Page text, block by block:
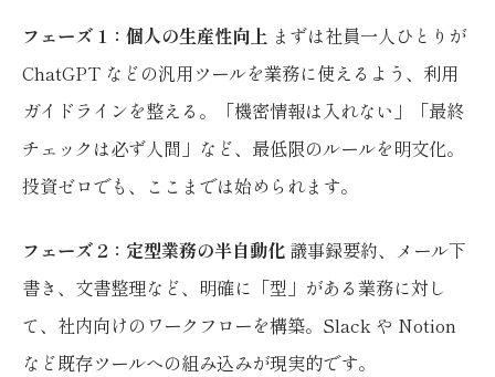
フェーズ 1：個人の生産性向上 まずは社員一人ひとりが
ChatGPT などの汎用ツールを業務に使えるよう、利用
ガイドラインを整える。「機密情報は入れない」「最終
チェックは必ず人間」など、最低限のルールを明文化。
投資ゼロでも、ここまでは始められます。
フェーズ 2：定型業務の半自動化 議事録要約、メール下
書き、文書整理など、明確に「型」がある業務に対し
て、社内向けのワークフローを構築。Slack や Notion
など既存ツールへの組み込みが現実的です。